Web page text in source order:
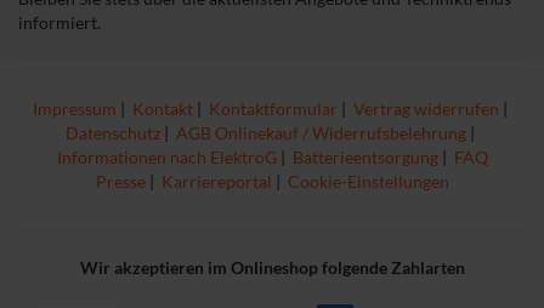
informiert.
Impressum | Kontakt | Kontaktformular | Vertrag widerrufen |
Datenschutz | AGB Onlinekauf / Widerrufsbelehrung |
Informationen nach ElektroG| Batterieentsorgung| FAQ
Presse| Karriereportal | Cookie-Einstellungen
Wir akzeptieren im Onlineshop folgende Zahlarten